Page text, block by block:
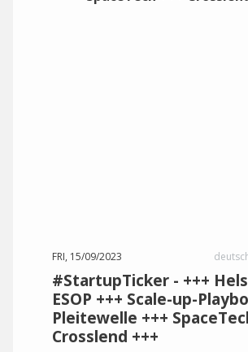
FRI, 15/09/2023
#StartupTicker - +++
ESOP +++ Scale-up-
Pleitewelle +++
Crosslend +++